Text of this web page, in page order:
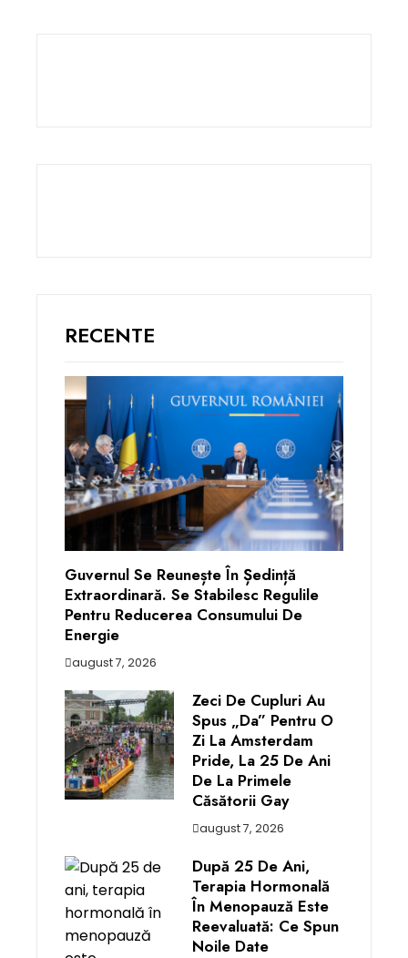
RECENTE
Guvernul Se Reunește În Ședință
Extraordinară. Se Stabilesc Regulile
Pentru Reducerea Consumului De
Energie
august 7, 2026
Zeci De Cupluri Au
Spus „da” Pentru O
Zi La Amsterdam
Pride, La 25 De Ani
De La Primele
Căsătorii Gay
august 7, 2026
După 25 De Ani,
Terapia Hormonală
În Menopauză Este
Reevaluată: Ce Spun
Noile Date